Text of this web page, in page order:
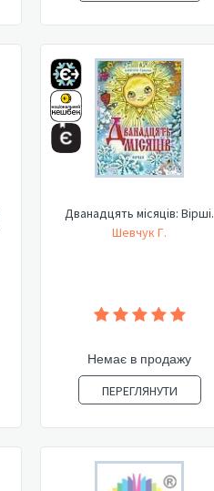
Дванадцять місяців: Вірші.
Шевчук Г.
Немає в продажу
ПЕРЕГЛЯНУТИ